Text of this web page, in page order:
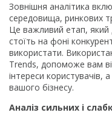
Зовнішня аналітика
середовища, ринкових
Це важливий етап, який
стоїть на фоні
використати.
Trends, допоможе вам
інтереси користувачів,
вашого бізнесу.
Аналіз сильних і